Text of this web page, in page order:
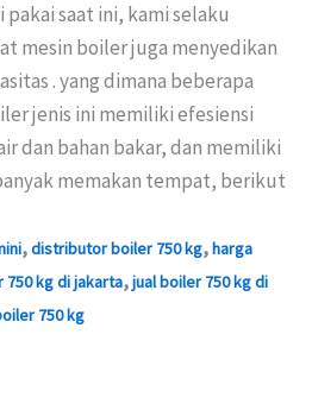
saat ini, kami selaku
mesin boiler juga menyedikan
. yang dimana beberapa
jenis ini memiliki efesiensi
dan bahan bakar, dan memiliki
memakan tempat, berikut
,distributor boiler 750 kg,harga
750 kg di jakarta,jual boiler 750 kg di
750 kg